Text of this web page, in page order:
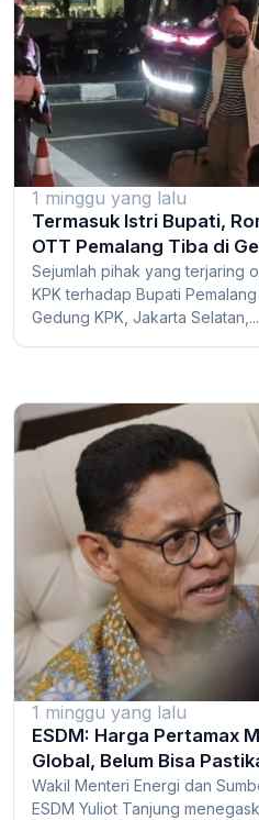
1 minggu yang lalu
Termasuk Istri Bupati,
OTT Pemalang Tiba di
Sejumlah pihak yang terjaring
KPK terhadap Bupati
Gedung KPK, Jakarta Selatan,...
1 minggu yang lalu
ESDM: Harga Pertamax
Global, Belum Bisa
Wakil Menteri Energi dan
ESDM Yuliot Tanjung